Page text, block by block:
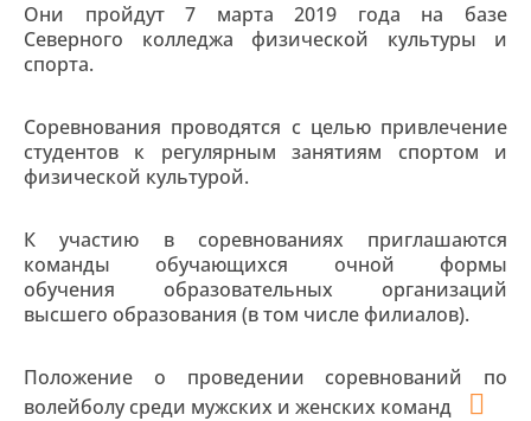
Они пройдут 7 марта 2019 года на базе
Северного колледжа физической культуры и
спорта.
Соревнования проводятся с целью привлечение
студентов к регулярным занятиям спортом и
физической культурой.
К участию в соревнованиях приглашаются
команды обучающихся очной формы
обучения образовательных организаций
высшего образования (в том числе филиалов).
Положение о проведении соревнований по
волейболу среди мужских и женских команд